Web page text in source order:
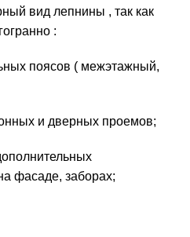
вид лепнины , так как
:
поясов ( межэтажный,
и дверных проемов;
фасаде, заборах;